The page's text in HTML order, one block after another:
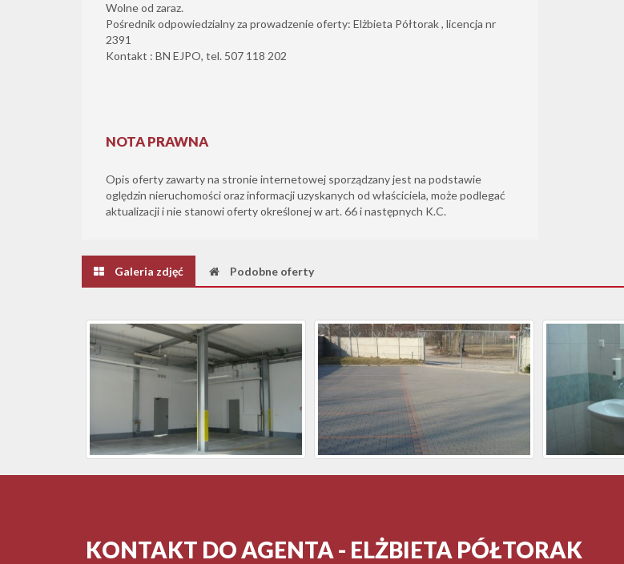
Wolne od zaraz.
Pośrednik odpowiedzialny za prowadzenie oferty: Elżbieta Półtorak , licencja nr
2391
Kontakt : BN EJPO, tel. 507 118 202
NOTA PRAWNA
Opis oferty zawarty na stronie internetowej sporządzany jest na podstawie
oględzin nieruchomości oraz informacji uzyskanych od właściciela, może podlegać
aktualizacji i nie stanowi oferty określonej w art. 66 i następnych K.C.
Galeria zdjęć Podobne oferty
KONTAKT DO AGENTA - ELŻBIETA PÓŁTORAK